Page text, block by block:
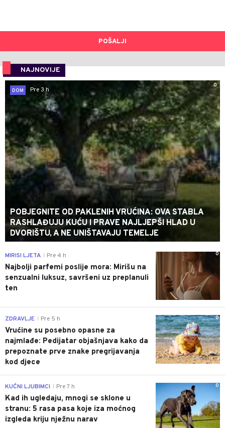
POŠALJI
NAJNOVIJE
0
DOM
Pre 3 h
POBJEGNITE OD PAKLENIH VRUĆINA: OVA STABLA
RASHLAĐUJU KUĆU I PRAVE NAJLJEPŠI HLAD U
DVORIŠTU, A NE UNIŠTAVAJU TEMELJE
0
MIRISI LJETA Pre 4 h
Najbolji parfemi poslije mora: Mirišu na
senzualni luksuz, savršeni uz preplanuli
ten
0
ZDRAVLJE Pre 5 h
Vrućine su posebno opasne za
najmlađe: Pedijatar objašnjava kako da
prepoznate prve znake pregrijavanja
kod djece
0
KUĆNI LJUBIMCI Pre 7 h
Kad ih ugledaju, mnogi se sklone u
stranu: 5 rasa pasa koje iza moćnog
izgleda kriju nježnu narav